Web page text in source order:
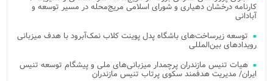
کارنامه درخشان دهیاری و شورای اسلامی مریج‌محله در مسیر توسعه و
آبادانی
توسعه زیرساخت‌های باشگاه پدل پوینت کلاب نمک‌آبرود با هدف میزبانی
رویدادهای بین‌المللی
هیات تنیس مازندران پرچمدار میزبانی‌های ملی و پیشگام توسعه تنیس
ایران/ مدیریت هدفمند سکوی پرتاب تنیس مازندران